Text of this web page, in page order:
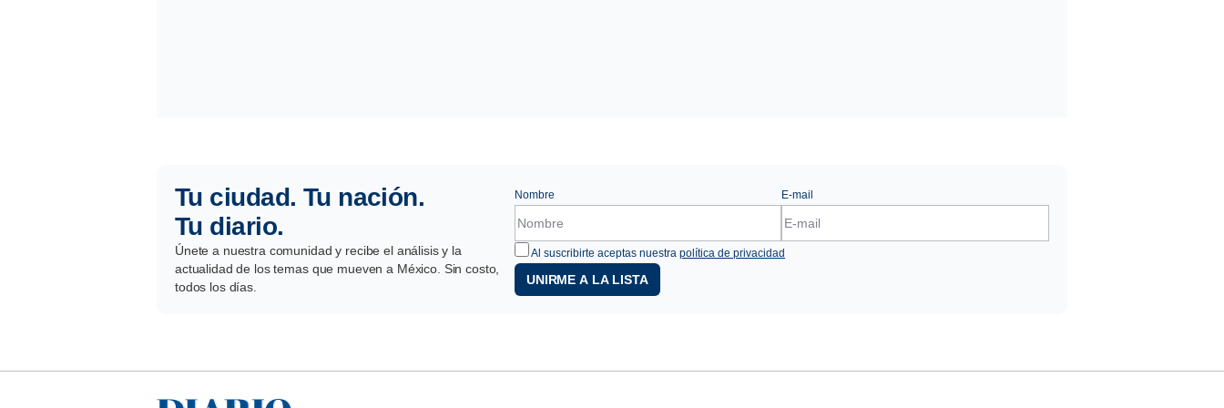
Tu ciudad. Tu nación.
Tu diario.
Únete a nuestra comunidad y recibe el análisis y la
actualidad de los temas que mueven a México. Sin costo,
todos los días.
Nombre E-mail
Al suscribirte aceptas nuestra política de privacidad
UNIRME A LA LISTA